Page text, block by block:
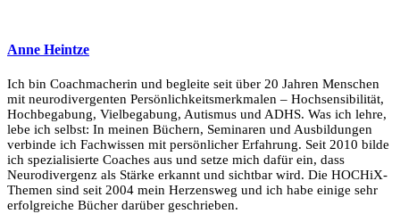
Anne Heintze
Ich bin Coachmacherin und begleite seit über 20 Jahren Menschen
mit neurodivergenten Persönlichkeitsmerkmalen – Hochsensibilität,
Hochbegabung, Vielbegabung, Autismus und ADHS. Was ich lehre,
lebe ich selbst: In meinen Büchern, Seminaren und Ausbildungen
verbinde ich Fachwissen mit persönlicher Erfahrung. Seit 2010 bilde
ich spezialisierte Coaches aus und setze mich dafür ein, dass
Neurodivergenz als Stärke erkannt und sichtbar wird. Die HOCHiX-
Themen sind seit 2004 mein Herzensweg und ich habe einige sehr
erfolgreiche Bücher darüber geschrieben.